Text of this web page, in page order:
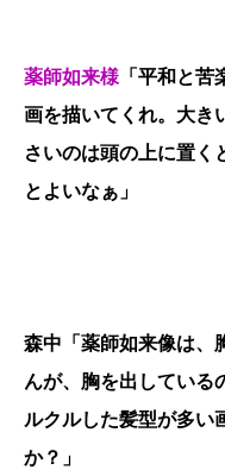
薬師如来様 「平和と
画を描いてくれ。大き
さいのは頭の上に置く
とよいなぁ」
森中「薬師如来像は、
んが、胸を出している
ルクルした髪型が多い
か？」